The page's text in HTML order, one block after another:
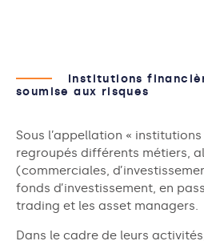
Institutions
soumise aux risques
Sous l’appellation «
regroupés différents métiers,
(commerciales,
fonds d’investissement, en
trading et les asset managers.
Dans le cadre de leurs